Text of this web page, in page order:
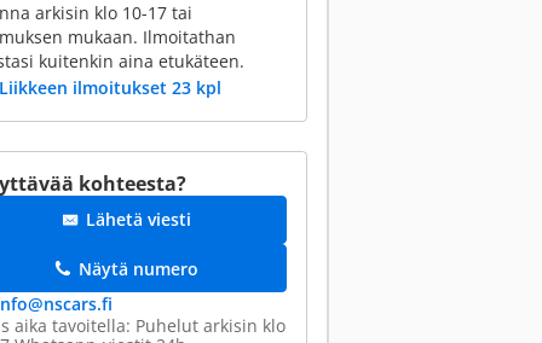
arkisin klo 10-17 tai
mukaan. Ilmoitathan
kuitenkin aina etukäteen.
Liikkeen ilmoitukset 23 kpl
kohteesta?
Lähetä viesti
Näytä numero
aika tavoitella: Puhelut arkisin klo